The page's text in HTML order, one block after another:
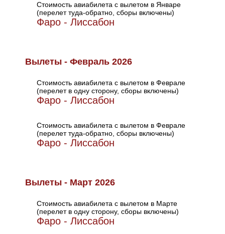
Стоимость авиабилета с вылетом в Январе
(перелет туда-обратно, сборы включены)
Фаро - Лиссабон
Вылеты - Февраль 2026
Стоимость авиабилета с вылетом в Феврале
(перелет в одну сторону, сборы включены)
Фаро - Лиссабон
Стоимость авиабилета с вылетом в Феврале
(перелет туда-обратно, сборы включены)
Фаро - Лиссабон
Вылеты - Март 2026
Стоимость авиабилета с вылетом в Марте
(перелет в одну сторону, сборы включены)
Фаро - Лиссабон